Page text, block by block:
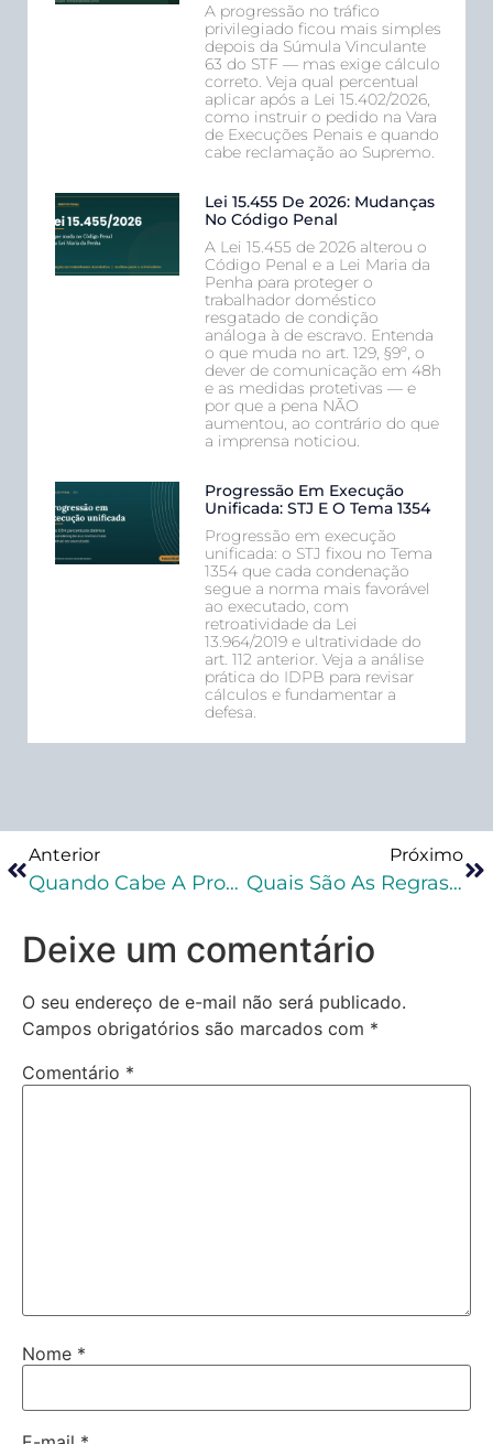
A progressão no tráfico
privilegiado ficou mais simples
depois da Súmula Vinculante
63 do STF — mas exige cálculo
correto. Veja qual percentual
aplicar após a Lei 15.402/2026,
como instruir o pedido na Vara
de Execuções Penais e quando
cabe reclamação ao Supremo.
Lei 15.455 De 2026: Mudanças
No Código Penal
A Lei 15.455 de 2026 alterou o
Código Penal e a Lei Maria da
Penha para proteger o
trabalhador doméstico
resgatado de condição
análoga à de escravo. Entenda
o que muda no art. 129, §9º, o
dever de comunicação em 48h
e as medidas protetivas — e
por que a pena NÃO
aumentou, ao contrário do que
a imprensa noticiou.
Progressão Em Execução
Unificada: STJ E O Tema 1354
Progressão em execução
unificada: o STJ fixou no Tema
1354 que cada condenação
segue a norma mais favorável
ao executado, com
retroatividade da Lei
13.964/2019 e ultratividade do
art. 112 anterior. Veja a análise
prática do IDPB para revisar
cálculos e fundamentar a
defesa.
Anterior
Quando Cabe A Progressão De Regime?
Próximo
Quais São As Regras Do Livramento Condicional?
Deixe um comentário
O seu endereço de e-mail não será publicado.
Campos obrigatórios são marcados com *
Comentário *
Nome *